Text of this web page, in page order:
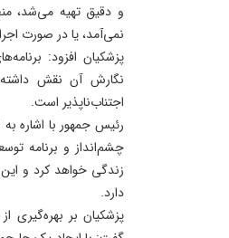
و دقیق تهیه می‌شد،
نمی‌آمد، یا در صورت
پزشکیان افزود:
نگارش آن نقش
اجتناب‌ناپذیر است.
رئیس جمهور با اشاره
چشم‌انداز و برنامه
زندگی خواهد کرد و
دارد.
پزشکیان بر بهره‌گیری